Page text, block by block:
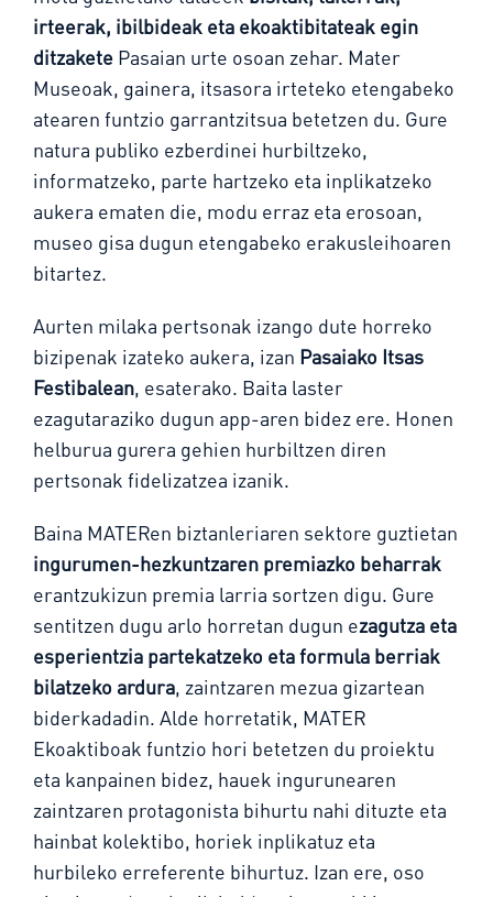
irteerak, ibilbideak eta ekoaktibitateak egin
ditzakete Pasaian urte osoan zehar. Mater
Museoak, gainera, itsasora irteteko etengabeko
atearen funtzio garrantzitsua betetzen du. Gure
natura publiko ezberdinei hurbiltzeko,
informatzeko, parte hartzeko eta inplikatzeko
aukera ematen die, modu erraz eta erosoan,
museo gisa dugun etengabeko erakusleihoaren
bitartez.
Aurten milaka pertsonak izango dute horreko
bizipenak izateko aukera, izan Pasaiako Itsas
Festibalean, esaterako. Baita laster
ezagutaraziko dugun app-aren bidez ere. Honen
helburua gurera gehien hurbiltzen diren
pertsonak fidelizatzea izanik.
Baina MATERen biztanleriaren sektore guztietan
ingurumen-hezkuntzaren premiazko beharrak
erantzukizun premia larria sortzen digu. Gure
sentitzen dugu arlo horretan dugun ezagutza eta
esperientzia partekatzeko eta formula berriak
bilatzeko ardura, zaintzaren mezua gizartean
biderkadadin. Alde horretatik, MATER
Ekoaktiboak funtzio hori betetzen du proiektu
eta kanpainen bidez, hauek ingurunearen
zaintzaren protagonista bihurtu nahi dituzte eta
hainbat kolektibo, horiek inplikatuz eta
hurbileko erreferente bihurtuz. Izan ere, oso